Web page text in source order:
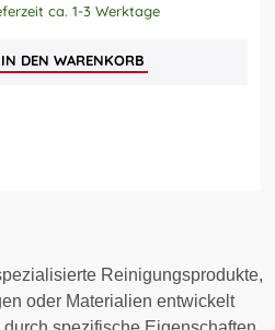
ca. 1-3 Werktage
IN DEN WARENKORB
Reinigungsprodukte,
oder Materialien entwickelt